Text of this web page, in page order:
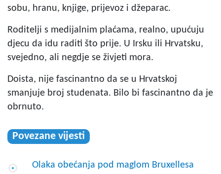
sobu, hranu, knjige, prijevoz i džeparac.
Roditelji s medijalnim plaćama, realno, upućuju
djecu da idu raditi što prije. U Irsku ili Hrvatsku,
svejedno, ali negdje se živjeti mora.
Doista, nije fascinantno da se u Hrvatskoj
smanjuje broj studenata. Bilo bi fascinantno da je
obrnuto.
Povezane vijesti
Olaka obećanja pod maglom Bruxellesa